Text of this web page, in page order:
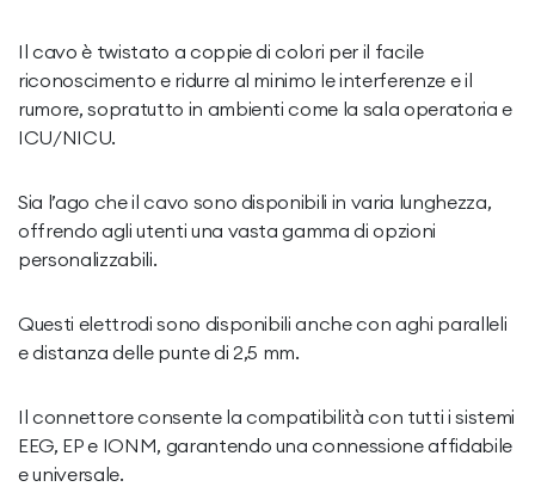
Il cavo è twistato a coppie di colori per il facile
riconoscimento e ridurre al minimo le interferenze e il
rumore, sopratutto in ambienti come la sala operatoria e
ICU/NICU.
Sia l’ago che il cavo sono disponibili in varia lunghezza,
offrendo agli utenti una vasta gamma di opzioni
personalizzabili.
Questi elettrodi sono disponibili anche con aghi paralleli
e distanza delle punte di 2,5 mm.
Il connettore consente la compatibilità con tutti i sistemi
EEG, EP e IONM, garantendo una connessione affidabile
e universale.